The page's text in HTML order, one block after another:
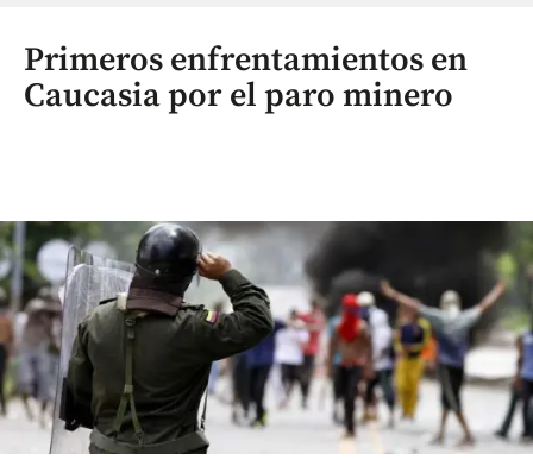
Primeros enfrentamientos en
Caucasia por el paro minero